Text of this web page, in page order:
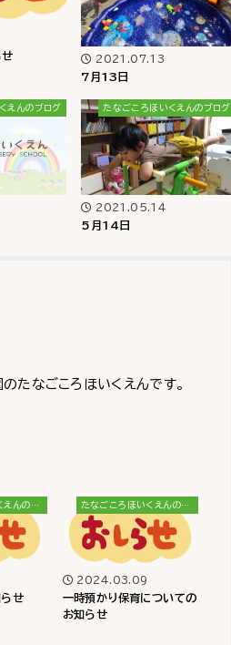
2021.07.13
7月13日
えんのブログ たなごころほいくえんのブログ
2021.05.14
5月14日
たなごころほいくえんです。
たなごころほいくえんのブログ
せ
たなごころほいくえんのブログ
2024.03.09
一時預かり保育についての
お知らせ